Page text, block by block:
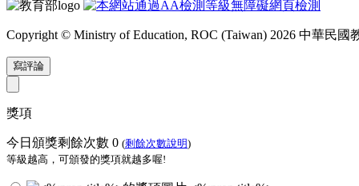
Copyright © Ministry of Education, ROC (Taiwan) 2026 中華民國
寫評論
獎項
今日頒獎剩餘次數 0 (剩餘次數說明)
等級越高，可頒發的獎項就越多喔!